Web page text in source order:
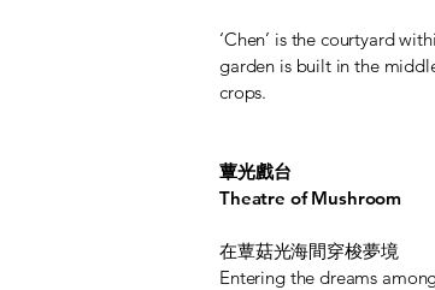
‘Chen’ is the courtyard
garden is built in the
crops.
蕈光戲台
Theatre of Mushroom
在蕈菇光海間穿梭夢境
Entering the dreams